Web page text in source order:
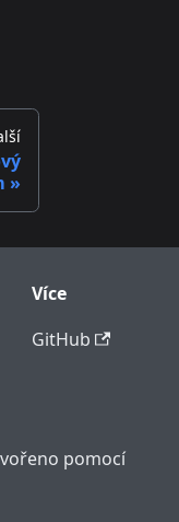
Více
GitHub
pomocí